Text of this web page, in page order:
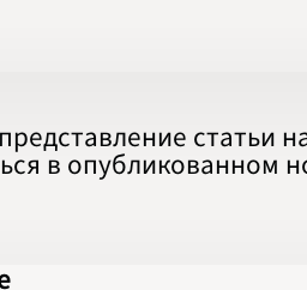
статьи
в опубликованном